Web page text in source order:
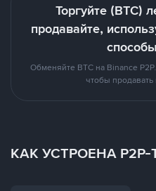
Торгуйте (BTC)
продавайте,
Обменяйте BTC на Binance
чтобы продавать
КАК УСТРОЕНА